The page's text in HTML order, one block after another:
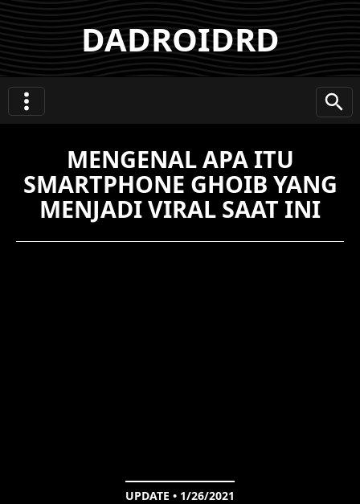
DADROIDRD
MENGENAL APA ITU
SMARTPHONE GHOIB YANG
MENJADI VIRAL SAAT INI
UPDATE • 1/26/2021